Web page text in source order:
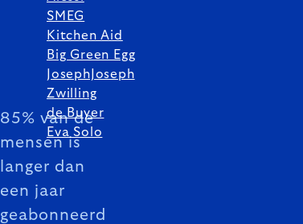
85% van de
mensen is
langer dan
een jaar
geabonneerd
SMEG
Kitchen Aid
Big Green Egg
JosephJoseph
Zwilling
de Buyer
Eva Solo